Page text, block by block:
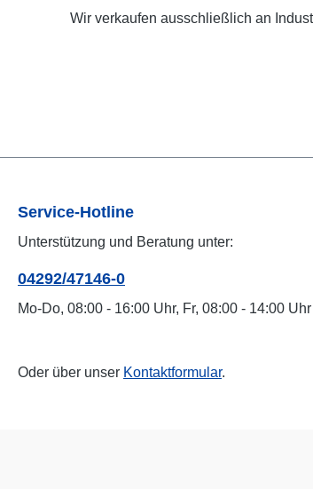
Wir verkaufen ausschließlich an
Service-Hotline
Unterstützung und Beratung unter:
04292/47146-0
Mo-Do, 08:00 - 16:00 Uhr, Fr, 08:00 - 14:00 Uhr
Oder über unser Kontaktformular.